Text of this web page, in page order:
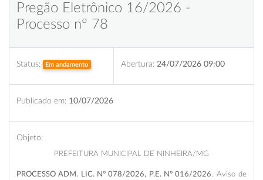
Pregão Eletrônico 16/2026 -
Processo nº 78
Status: Em andamento Abertura: 24/07/2026 09:00
Publicado em: 10/07/2026
Objeto:
PREFEITURA MUNICIPAL DE NINHEIRA/MG
PROCESSO ADM. LIC. N° 078/2026, P.E. N° 016/2026 . Aviso de